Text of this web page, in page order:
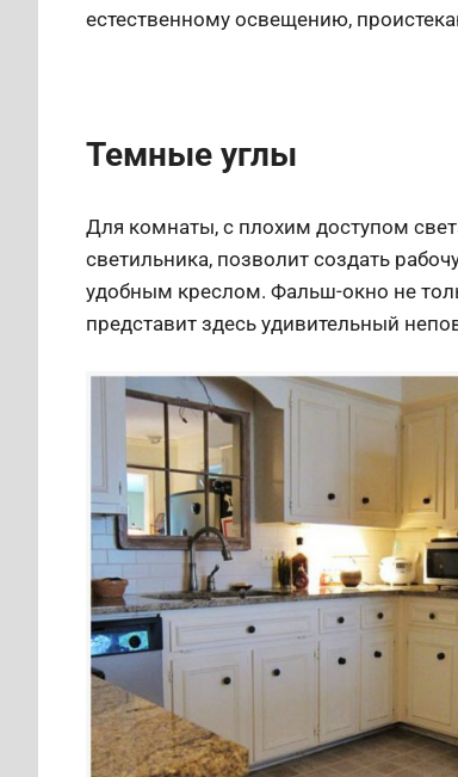
естественному освещению,
Темные углы
Для комнаты, с плохим доступом
светильника, позволит создать
удобным креслом. Фальш-окно не
представит здесь удивительный